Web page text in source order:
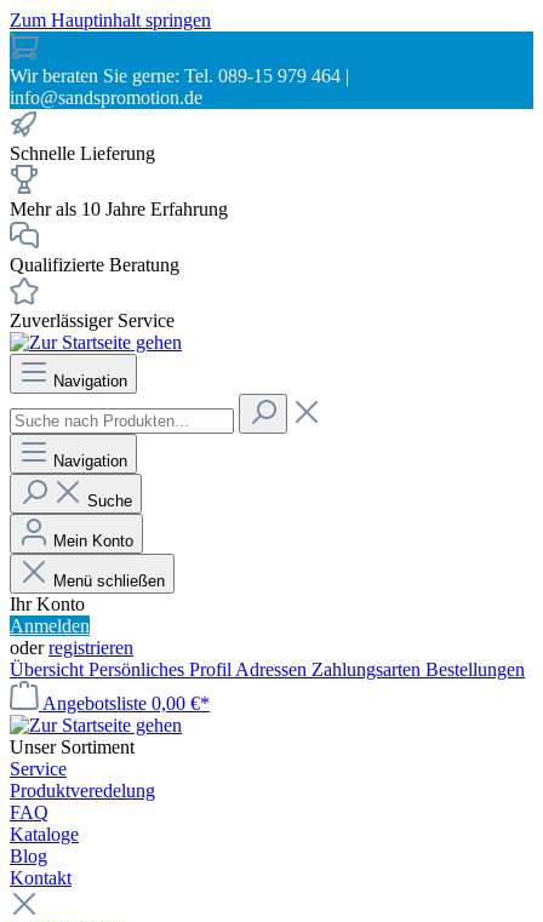
Zum Hauptinhalt springen
Wir beraten Sie gerne: Tel. 089-15 979 464 |
info@sandspromotion.de
Schnelle Lieferung
Mehr als 10 Jahre Erfahrung
Qualifizierte Beratung
Zuverlässiger Service
Navigation
Navigation
Suche
Mein Konto
Menü schließen
Ihr Konto
Anmelden
oderregistrieren
Übersicht Persönliches Profil Adressen Zahlungsarten Bestellungen
Angebotsliste 0,00 €*
Unser Sortiment
Service
Produktveredelung
FAQ
Kataloge
Blog
Kontakt